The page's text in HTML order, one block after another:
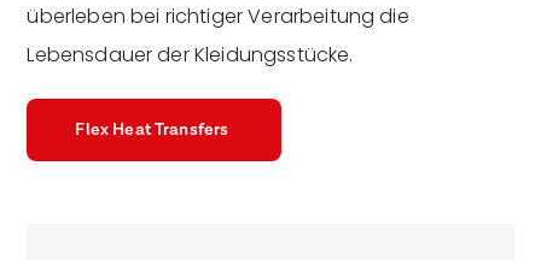
überleben bei richtiger Verarbeitung die
Lebensdauer der Kleidungsstücke.
Flex Heat Transfers